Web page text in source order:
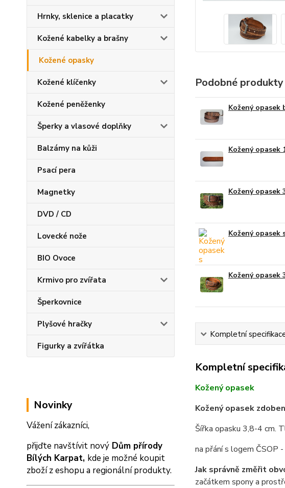
Hrnky, sklenice a placatky
Kožené kabelky a brašny
Kožené opasky
Kožené klíčenky
Kožené peněženky
Šperky a vlasové doplňky
Balzámy na kůži
Psací pera
Magnetky
DVD / CD
Lovecké nože
BIO Ovoce
Krmivo pro zvířata
Šperkovnice
Plyšové hračky
Figurky a zvířátka
Novinky
Vážení zákazníci,
přijďte navštívit nový Dům přírody
Bílých Karpat, kde je možné koupit
zboží z eshopu a regionální produkty.
Podobné produkty
Kožený opasek
Kožený opasek
Kožený opasek
Kožený opasek
Kožený opasek
Kompletní
Kompletní
Kožený opasek
Kožený opasek
Šířka opasku 3,8-4 cm.
na přání s logem ČSOP
Jak správně změřit
začátkem spony a